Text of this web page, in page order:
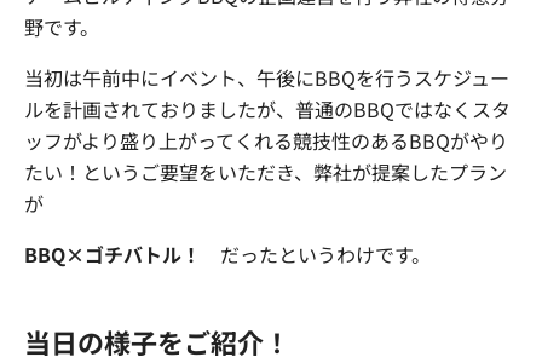
野です。
当初は午前中にイベント、午後にBBQを行うスケジュー
ルを計画されておりましたが、普通のBBQではなくスタ
ッフがより盛り上がってくれる競技性のあるBBQがやり
たい！というご要望をいただき、弊社が提案したプラン
が
BBQ×ゴチバトル！
だったというわけです。
当日の様子をご紹介！